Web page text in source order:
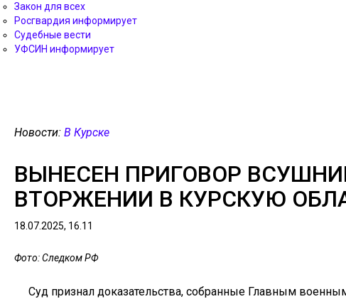
Закон для всех
Росгвардия информирует
Судебные вести
УФСИН информирует
Новости: В Курске
ВЫНЕСЕН ПРИГОВОР
ВТОРЖЕНИИ В КУРСКУЮ
18.07.2025, 16.11
Фото: Следком РФ
Суд признал доказательства, собранные Главным